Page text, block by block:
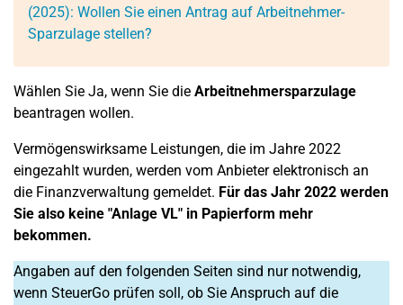
(2025): Wollen Sie einen Antrag auf Arbeitnehmer-
Sparzulage stellen?
Wählen Sie Ja, wenn Sie die Arbeitnehmersparzulage
beantragen wollen.
Vermögenswirksame Leistungen, die im Jahre 2022
eingezahlt wurden, werden vom Anbieter elektronisch an
die Finanzverwaltung gemeldet. Für das Jahr 2022 werden
Sie also keine "Anlage VL" in Papierform mehr
bekommen.
Angaben auf den folgenden Seiten sind nur notwendig,
wenn SteuerGo prüfen soll, ob Sie Anspruch auf die